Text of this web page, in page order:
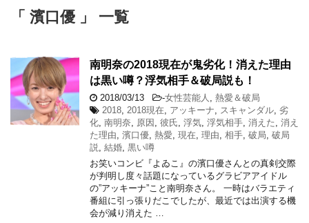
「 濱口優 」 一覧
南明奈の2018現在が鬼劣化！消えた理由
は黒い噂？浮気相手＆破局説も！
2018/03/13 -女性芸能人
熱愛＆破局
2018 2018現在 アッキーナ スキャンダル 劣
化 南明奈 原因 彼氏 浮気 浮気相手 消えた 消え
た理由 濱口優 熱愛 現在 理由 相手 破局 破局
説
結婚 黒い噂
お笑いコンビ『よゐこ』の濱口優さんとの真剣交際
が判明し度々話題になっているグラビアアイドル
の”アッキーナ”こと南明奈さん。 一時はバラエティ
番組に引っ張りだこでしたが、最近では出演する機
会が減り消えた …